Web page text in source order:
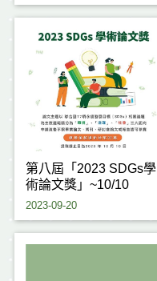
第八屆「2023 SDGs學
術論文獎」~10/10
2023-09-20